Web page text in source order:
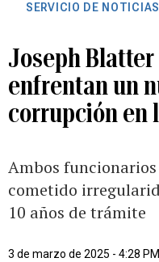
SERVICIO DE NOTICIAS
Joseph
enfrentan un
corrupción en
Ambos
cometido
10 años de trámite
3 de marzo de 2025 - 4:28 PM